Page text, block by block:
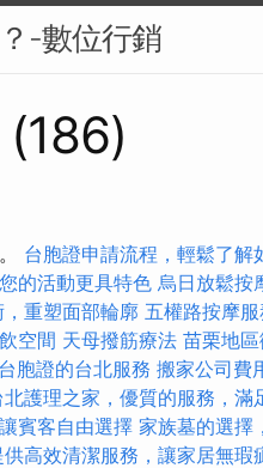
-數位行銷
台胞證申請流程，輕鬆了解
的活動更具特色 烏日放鬆按
重塑面部輪廓 五權路按摩服
空間 天母撥筋療法 苗栗地
胞證的台北服務 搬家公司費
北護理之家，優質的服務，滿
賓客自由選擇 家族墓的選擇
供高效清潔服務，讓家居無瑕